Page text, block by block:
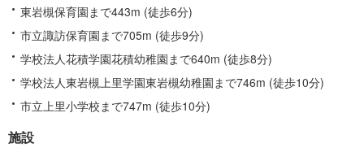
東岩槻保育園まで443m (徒歩6分)
市立諏訪保育園まで705m (徒歩9分)
学校法人花積学園花積幼稚園まで640m (徒歩8分)
学校法人東岩槻上里学園東岩槻幼稚園まで746m (徒歩10分)
市立上里小学校まで747m (徒歩10分)
施設